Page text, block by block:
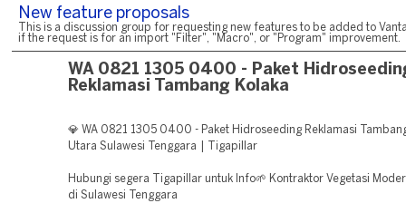
New feature proposals
This is a discussion group for requesting new features to be added to
if the request is for an import "Filter", "Macro", or "Program" improvement.
WA 0821 1305 0400 - Paket
Reklamasi Tambang Kolaka
💎 WA 0821 1305 0400 - Paket Hidroseeding Reklamasi
Utara Sulawesi Tenggara | Tigapillar
Hubungi segera Tigapillar untuk Info🌱 Kontraktor Vegetasi
di Sulawesi Tenggara